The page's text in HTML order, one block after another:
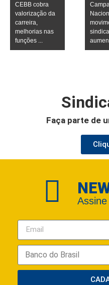
CEBB cobra
valorização da
carreira,
melhorias nas
funções ...
Faça parte de